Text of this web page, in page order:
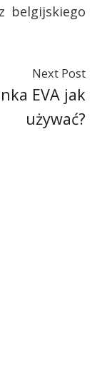
belgijskiego
Next Post
EVA jak
używać?